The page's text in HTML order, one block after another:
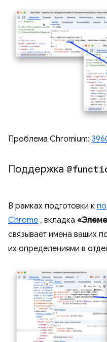
Проблема Chromium:
Поддержка
В рамках подготовки к
Chrome , вкладка
связывает имена ваших
их определениями в